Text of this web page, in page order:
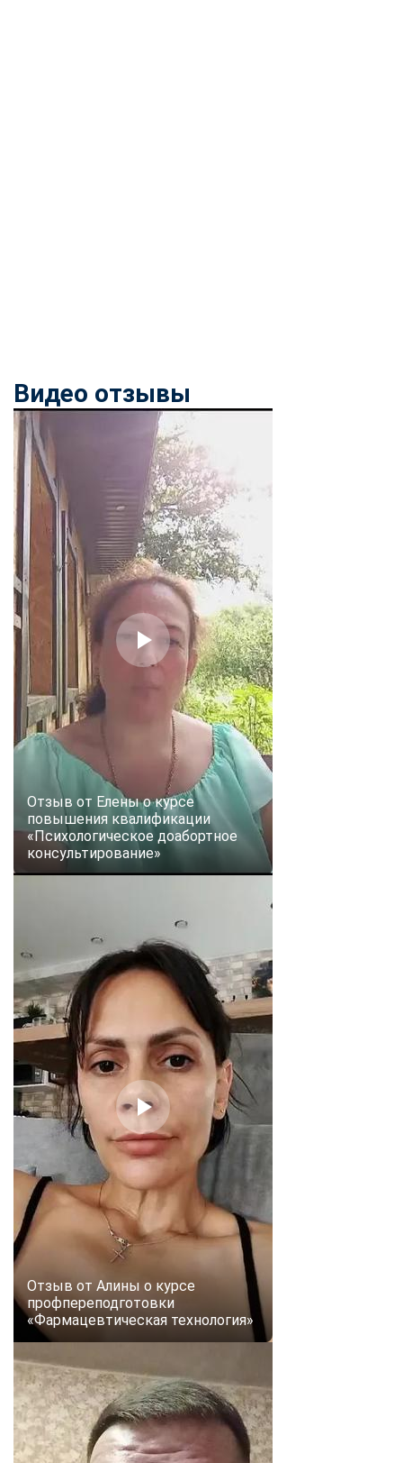
Видео отзывы
Отзыв от Елены о курсе
повышения квалификации
«Психологическое доабортное
консультирование»
Отзыв от Алины о курсе
профпереподготовки
«Фармацевтическая технология»